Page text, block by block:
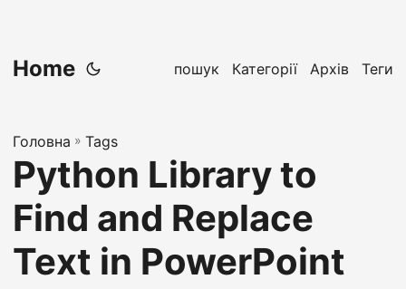
Home пошук Категорії Архів Теги
Головна » Tags
Python Library to
Find and Replace
Text in PowerPoint